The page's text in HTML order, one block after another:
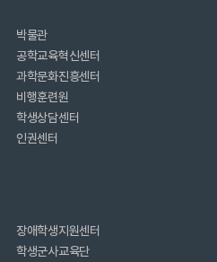
박물관
공학교육혁신센터
과학문화진흥센터
비행훈련원
학생상담센터
인권센터
장애학생지원센터
학생군사교육단